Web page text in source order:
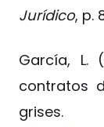
Jurídico, p.
García, L.
contratos
grises.